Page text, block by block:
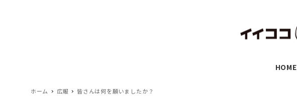
HOME
ホーム 広報 皆さんは何を願いましたか？